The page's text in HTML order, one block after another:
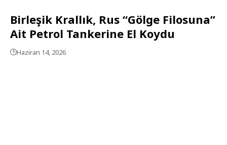
Birleşik Krallık, Rus “Gölge Filosuna”
Ait Petrol Tankerine El Koydu
Haziran 14, 2026